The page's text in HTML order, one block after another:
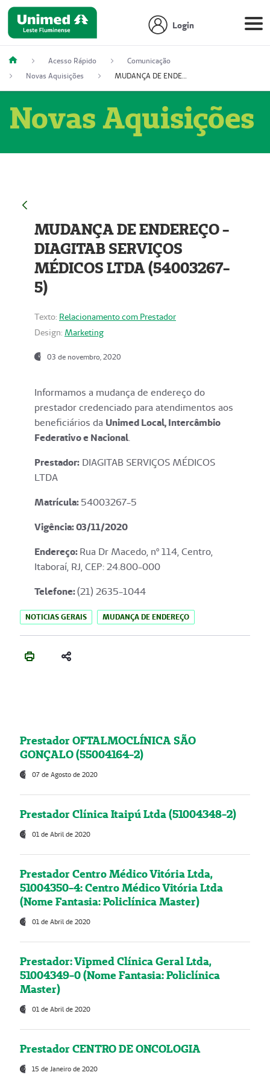
Login
Acesso Rápido
Comunicação
Novas Aquisições
MUDANÇA DE ENDEREÇO - DIAGITAB SERVIÇOS MÉDICOS LTDA (54003267-5)
Novas Aquisições
MUDANÇA DE ENDEREÇO -
DIAGITAB SERVIÇOS
MÉDICOS LTDA (54003267-
5)
Texto: Relacionamento com Prestador
Design: Marketing
03 de novembro, 2020
Informamos a mudança de endereço do
prestador credenciado para atendimentos aos
beneficiários da Unimed Local, Intercâmbio
Federativo e Nacional.
Prestador: DIAGITAB SERVIÇOS MÉDICOS
LTDA
Matrícula:54003267-5
Vigência: 03/11/2020
Endereço:Rua Dr Macedo, nº 114, Centro,
Itaboraí, RJ, CEP: 24.800-000
Telefone:(21) 2635-1044
NOTICIAS GERAIS MUDANÇA DE ENDEREÇO
Prestador OFTALMOCLÍNICA SÃO
GONÇALO (55004164-2)
07 de Agosto de 2020
Prestador Clínica Itaipú Ltda (51004348-2)
01 de Abril de 2020
Prestador Centro Médico Vitória Ltda,
51004350-4: Centro Médico Vitória Ltda
(Nome Fantasia: Policlínica Master)
01 de Abril de 2020
Prestador: Vipmed Clínica Geral Ltda,
51004349-0 (Nome Fantasia: Policlínica
Master)
01 de Abril de 2020
Prestador CENTRO DE ONCOLOGIA
15 de Janeiro de 2020